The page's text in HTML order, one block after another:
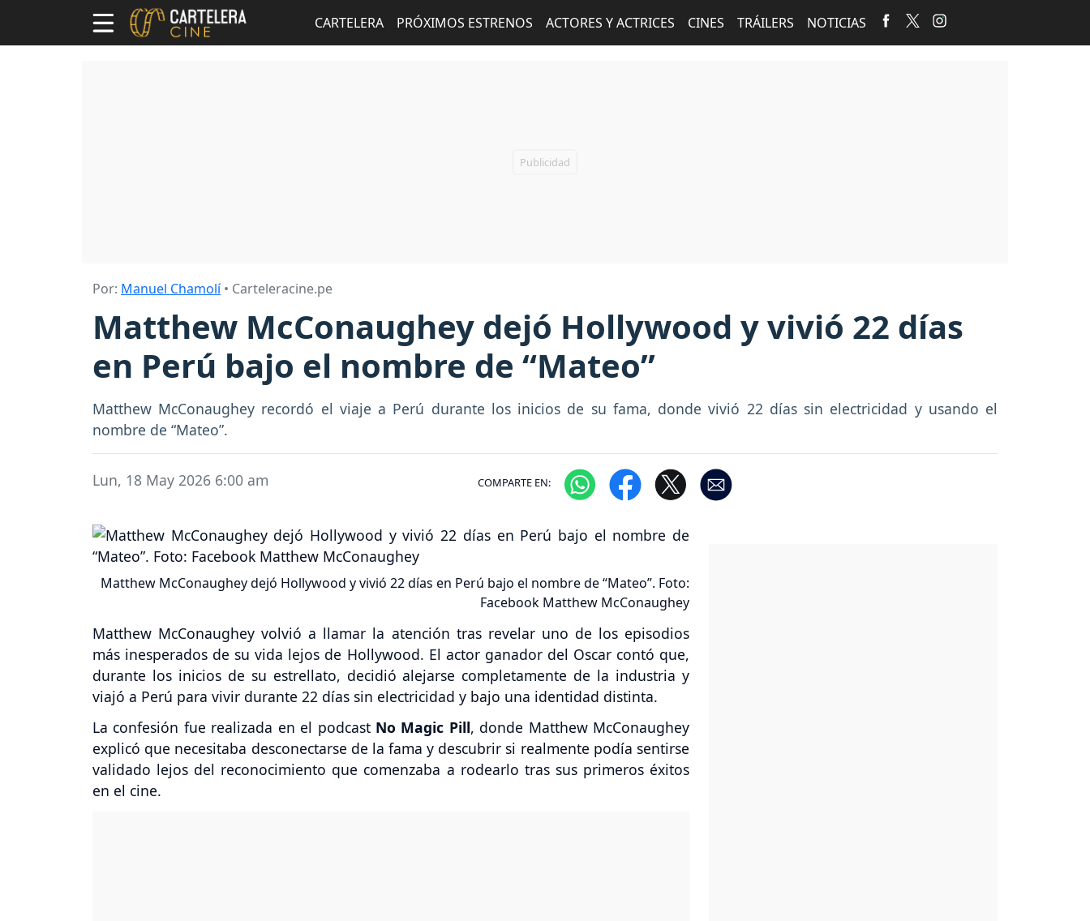
CARTELERA PRÓXIMOS ESTRENOS ACTORES Y ACTRICES CINES TRÁILERS NOTICIAS
Por: Manuel Chamolí• Carteleracine.pe
Matthew McConaughey dejó Hollywood y vivió 22 días
en Perú bajo el nombre de “Mateo”
Matthew McConaughey recordó el viaje a Perú durante los inicios de su fama, donde vivió 22 días sin electricidad y usando el
nombre de “Mateo”.
Lun, 18 May 2026 6:00 am COMPARTE EN:
Matthew McConaughey dejó Hollywood y vivió 22 días en Perú bajo el nombre de “Mateo”. Foto:
Facebook Matthew McConaughey
Matthew McConaughey volvió a llamar la atención tras revelar uno de los episodios
más inesperados de su vida lejos de Hollywood. El actor ganador del Oscar contó que,
durante los inicios de su estrellato, decidió alejarse completamente de la industria y
viajó a Perú para vivir durante 22 días sin electricidad y bajo una identidad distinta.
La confesión fue realizada en el podcastNo Magic Pill, donde Matthew McConaughey
explicó que necesitaba desconectarse de la fama y descubrir si realmente podía sentirse
validado lejos del reconocimiento que comenzaba a rodearlo tras sus primeros éxitos
en el cine.